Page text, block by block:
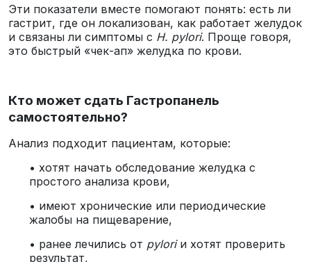
Эти показатели вместе помогают понять: есть ли
гастрит, где он локализован, как работает желудок
и связаны ли симптомы с H. pylori. Проще говоря,
это быстрый «чек-ап» желудка по крови.
Кто может сдать Гастропанель
самостоятельно?
Анализ подходит пациентам, которые:
• хотят начать обследование желудка с
простого анализа крови,
• имеют хронические или периодические
жалобы на пищеварение,
• ранее лечились от pyloriи хотят проверить
результат,